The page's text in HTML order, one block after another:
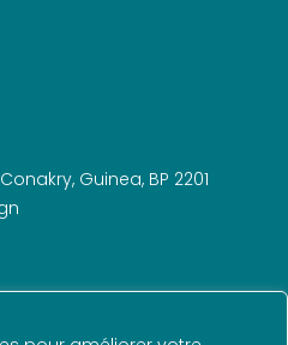
Guinea, BP 2201